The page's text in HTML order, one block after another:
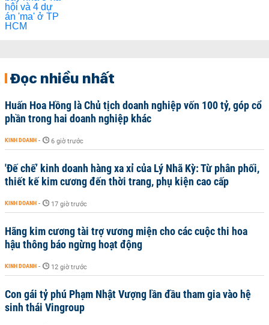
Đọc nhiều nhất
Huấn Hoa Hồng là Chủ tịch doanh nghiệp vốn 100 tỷ, góp cổ
phần trong hai doanh nghiệp khác
KINH DOANH - 6 giờ trước
'Đế chế’ kinh doanh hàng xa xỉ của Lý Nhã Kỳ: Từ phân phối,
thiết kế kim cương đến thời trang, phụ kiện cao cấp
KINH DOANH - 17 giờ trước
Hãng kim cương tài trợ vương miện cho các cuộc thi hoa
hậu thông báo ngừng hoạt động
KINH DOANH - 12 giờ trước
Con gái tỷ phú Phạm Nhật Vượng lần đầu tham gia vào hệ
sinh thái Vingroup